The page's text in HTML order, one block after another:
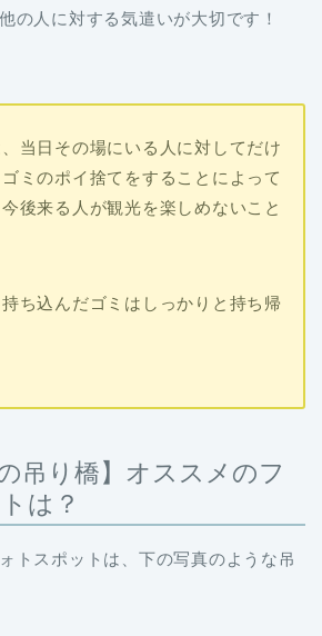
の人に対する気遣いが大切です！
当日その場にいる人に対してだけ
ミのポイ捨てをすることによって
後来る人が観光を楽しめないこと
ち込んだゴミはしっかりと持ち帰
吊り橋】オススメのフ
は？
トスポットは、下の写真のような吊